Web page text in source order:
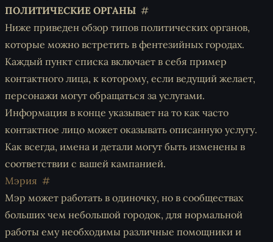
ПОЛИТИЧЕСКИЕ ОРГАНЫ
Ниже приведен обзор типов политических органов,
которые можно встретить в фентезийных городах.
Каждый пункт списка включает в себя пример
контактного лица, к которому, если ведущий желает,
персонажи могут обращаться за услугами.
Информация в конце указывает на то как часто
контактное лицо может оказывать описанную услугу.
Как всегда, имена и детали могут быть изменены в
соответствии с вашей кампанией.
Мэрия
Мэр может работать в одиночку, но в сообществах
больших чем небольшой городок, для нормальной
работы ему необходимы различные помощники и